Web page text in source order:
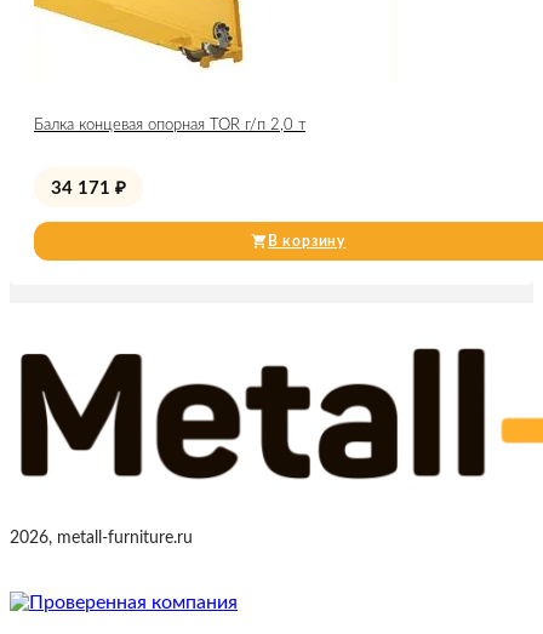
Балка концевая опорная TOR г/п 2,0 т
34 171 ₽
В корзину
2026, metall-furniture.ru